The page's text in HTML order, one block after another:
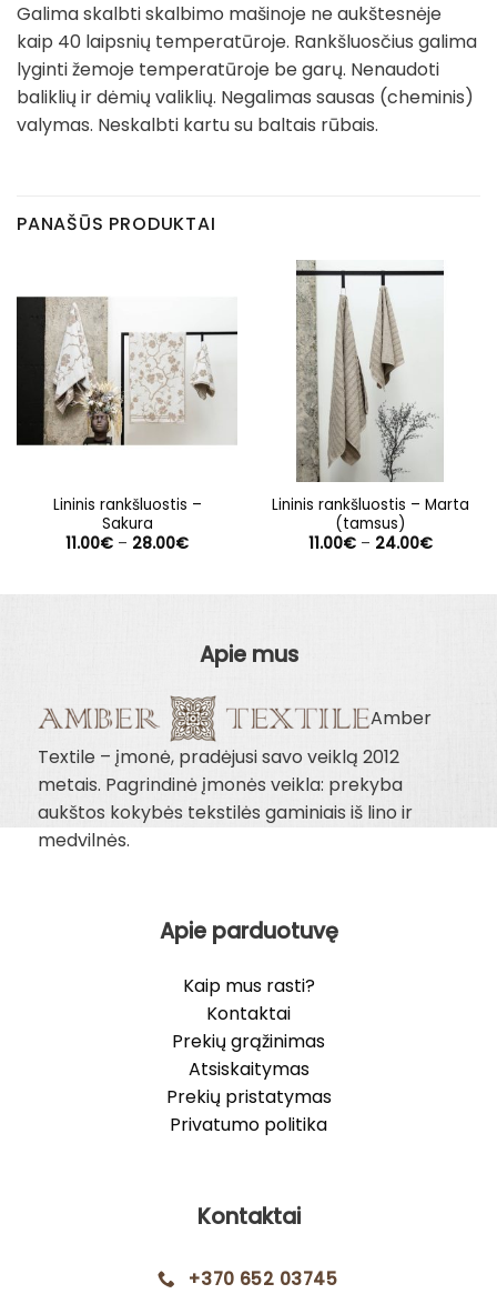
Galima skalbti skalbimo mašinoje ne aukštesnėje
kaip 40 laipsnių temperatūroje. Rankšluosčius galima
lyginti žemoje temperatūroje be garų. Nenaudoti
baliklių ir dėmių valiklių. Negalimas sausas (cheminis)
valymas. Neskalbti kartu su baltais rūbais.
PANAŠŪS PRODUKTAI
Lininis rankšluostis –
Sakura
11.00€ – 28.00€Price
Lininis rankšluostis – Marta
(tamsus)
11.00€ – 24.00€Price
Apie mus
Amber
Textile – įmonė, pradėjusi savo veiklą 2012
metais. Pagrindinė įmonės veikla: prekyba
aukštos kokybės tekstilės gaminiais iš lino ir
medvilnės.
Apie parduotuvę
Kaip mus rasti?
Kontaktai
Prekių grąžinimas
Atsiskaitymas
Prekių pristatymas
Privatumo politika
Kontaktai
+370 652 03745